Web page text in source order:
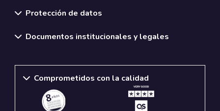
Protección de datos
Documentos institucionales y legales
Comprometidos con la calidad